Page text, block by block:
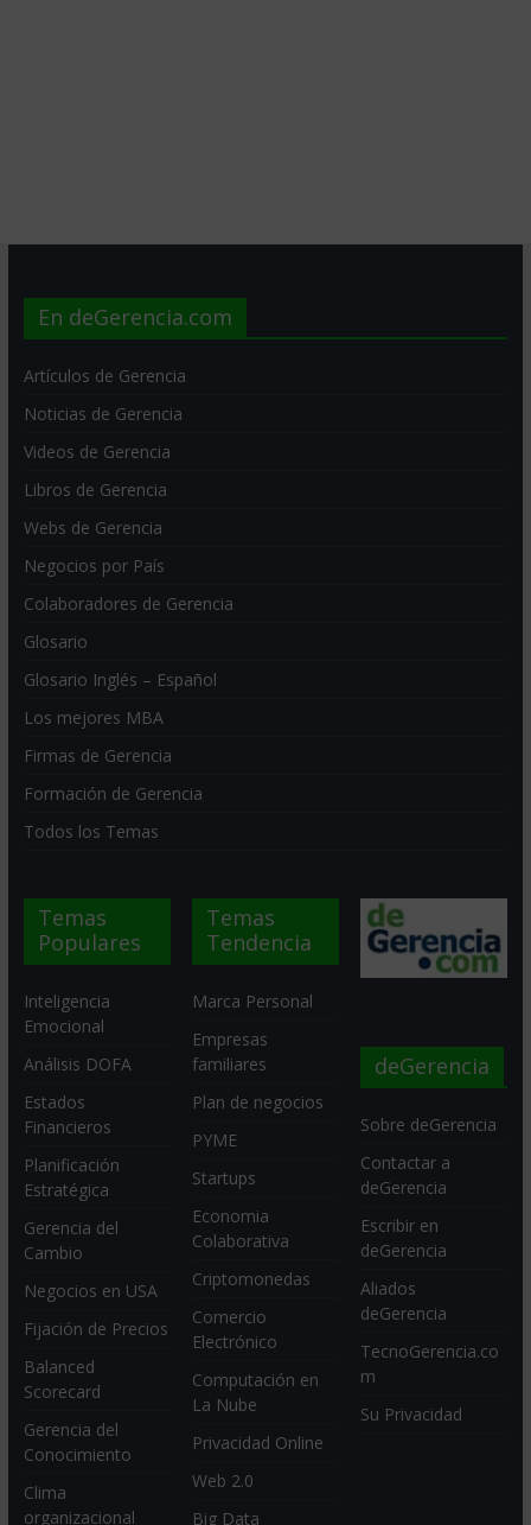
En deGerencia.com
Artículos de Gerencia
Noticias de Gerencia
Videos de Gerencia
Libros de Gerencia
Webs de Gerencia
Negocios por País
Colaboradores de Gerencia
Glosario
Glosario Inglés – Español
Los mejores MBA
Firmas de Gerencia
Formación de Gerencia
Todos los Temas
Temas
Populares
Inteligencia
Emocional
Análisis DOFA
Estados
Financieros
Planificación
Estratégica
Gerencia del
Cambio
Negocios en USA
Fijación de Precios
Balanced
Scorecard
Gerencia del
Conocimiento
Clima
organizacional
Temas
Tendencia
Marca Personal
Empresas
familiares
Plan de negocios
PYME
Startups
Economia
Colaborativa
Criptomonedas
Comercio
Electrónico
Computación en
La Nube
Privacidad Online
Web 2.0
Big Data
deGerencia
Sobre deGerencia
Contactar a
deGerencia
Escribir en
deGerencia
Aliados
deGerencia
TecnoGerencia.co
m
Su Privacidad